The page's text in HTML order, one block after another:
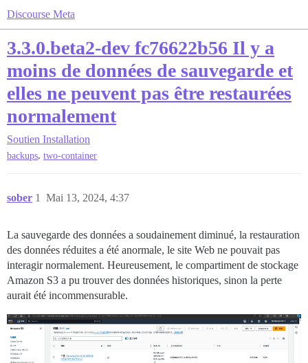
Discourse Meta
3.3.0.beta2-dev fc76622b56 Il y a
moins de données de sauvegarde et
elles ne peuvent pas être restaurées
normalement
Soutien Installation
backups, two-container
sober Mai 13, 2024, 4:37
1
La sauvegarde des données a soudainement diminué, la restauration
des données réduites a été anormale, le site Web ne pouvait pas
interagir normalement. Heureusement, le compartiment de stockage
Amazon S3 a pu trouver des données historiques, sinon la perte
aurait été incommensurable.